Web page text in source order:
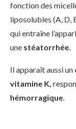
fonction des
liposolubles (A, D,
qui entraîne
une stéatorrhée.
Il apparaît aussi un
vitamine K,
hémorragique.